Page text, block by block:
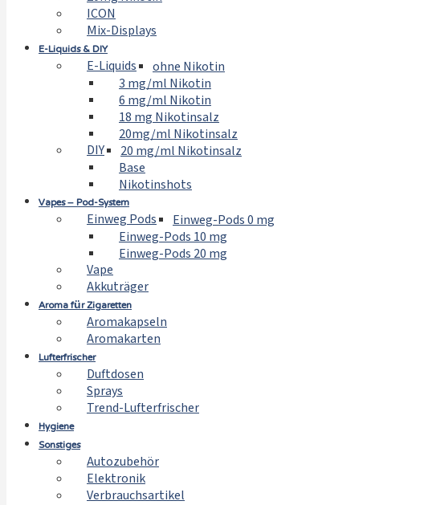
ICON
Mix-Displays
E-Liquids & DIY
E-Liquids
ohne Nikotin
3 mg/ml Nikotin
6 mg/ml Nikotin
18 mg Nikotinsalz
20mg/ml Nikotinsalz
DIY
20 mg/ml Nikotinsalz
Base
Nikotinshots
Vapes – Pod-System
Einweg Pods
Einweg-Pods 0 mg
Einweg-Pods 10 mg
Einweg-Pods 20 mg
Vape
Akkuträger
Aroma für Zigaretten
Aromakapseln
Aromakarten
Lufterfrischer
Duftdosen
Sprays
Trend-Lufterfrischer
Hygiene
Sonstiges
Autozubehör
Elektronik
Verbrauchsartikel